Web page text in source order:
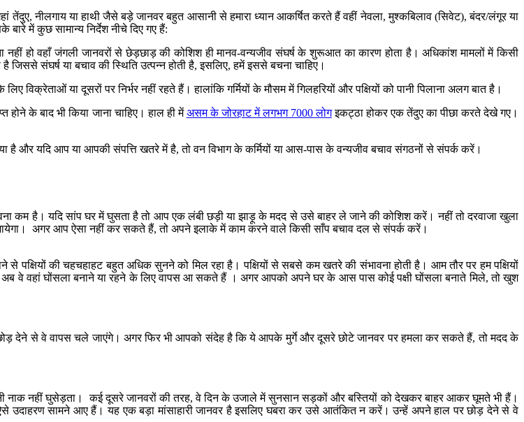
नीलगाय या हाथी जैसे बड़े जानवर बहुत आसानी से हमारा ध्यान आकर्षित करते हैं वहीं नेवला, मुश्कबिलाव (सिवेट), बंदर/लंगूर या
बारे में कुछ सामान्य निर्देश नीचे दिए गए हैं:
हो वहाँ जंगली जानवरों से छेड़छाड़ की कोशिश ही मानव-वन्यजीव संघर्ष के शुरूआत का कारण होता है। अधिकांश मामलों में किसी
संघर्ष या बचाव की स्थिति उत्पन्न होती है, इसलिए, हमें इससे बचना चाहिए।
विक्रेताओं या दूसरों पर निर्भर नहीं रहते हैं। हालांकि गर्मियों के मौसम में गिलहरियों और पक्षियों को पानी पिलाना अलग बात है।
के बाद भी किया जाना चाहिए। हाल ही मेंअसम के जोरहाट में लगभग 7000 लोगइकट्ठा होकर एक तेंदुए का पीछा करते देखे गए।
है और यदि आप या आपकी संपत्ति खतरे में है, तो वन विभाग के कर्मियों या आस-पास के वन्यजीव बचाव संगठनों से संपर्क करें।
कम है। यदि सांप घर में घुसता है तो आप एक लंबी छड़ी या झाड़ू के मदद से उसे बाहर ले जाने की कोशिश करें। नहीं तो दरवाजा खुला
अगर आप ऐसा नहीं कर सकते हैं, तो अपने इलाके में काम करने वाले किसी साँप बचाव दल से संपर्क करें।
से पक्षियों की चहचहाहट बहुत अधिक सुनने को मिल रहा है। पक्षियों से सबसे कम खतरे की संभावना होती है। आम तौर पर हम पक्षियों
वे वहां घोंसला बनाने या रहने के लिए वापस आ सकते हैं । अगर आपको अपने घर के आस पास कोई पक्षी घोंसला बनाते मिले, तो खुश
देने से वे वापस चले जाएंगे। अगर फिर भी आपको संदेह है कि ये आपके मुर्गे और दूसरे छोटे जानवर पर हमला कर सकते हैं, तो मदद के
नाक नहीं घुसेड़ता। कई दूसरे जानवरों की तरह, वे दिन के उजाले में सुनसान सड़कों और बस्तियों को देखकर बाहर आकर घूमते भी हैं।
उदाहरण सामने आए हैं। यह एक बड़ा मांसाहारी जानवर है इसलिए घबरा कर उसे आतंकित न करें। उन्हें अपने हाल पर छोड़ देने से वे